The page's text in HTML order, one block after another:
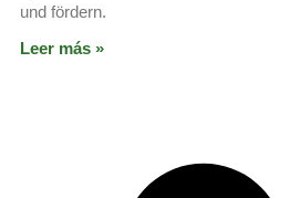
und fördern.
Leer más »